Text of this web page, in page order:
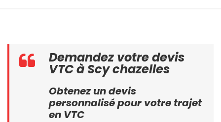
Demandez votre devis
VTC à Scy chazelles
Obtenez un devis
personnalisé pour votre trajet
en VTC